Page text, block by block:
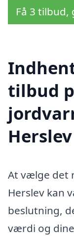
Få 3
tilbud
Herslev
At vælge det
Herslev kan
beslutning,
værdi og